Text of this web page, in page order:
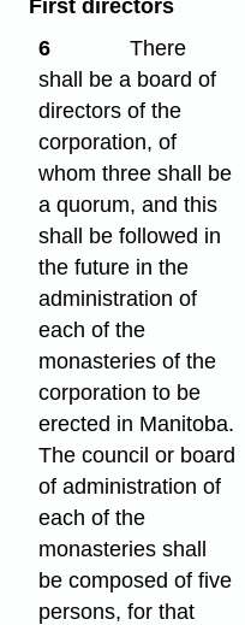
First directors
6
There
shall be a board of
directors of the
corporation, of
whom three shall be
a quorum, and this
shall be followed in
the future in the
administration of
each of the
monasteries of the
corporation to be
erected in Manitoba.
The council or board
of administration of
each of the
monasteries shall
be composed of five
persons, for that